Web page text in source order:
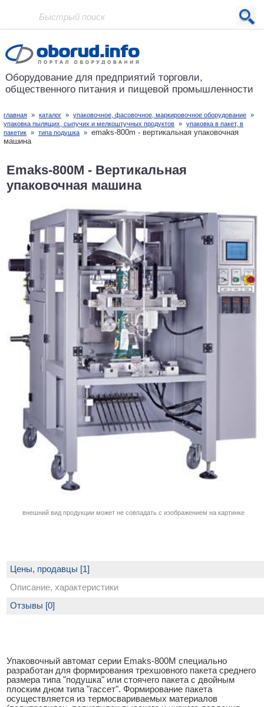
Проект основан в 2001 году
Оборудование для предприятий торговли,
общественного питания и пищевой промышленности
главная » каталог » упаковочное, фасовочное, маркировочное оборудование »
упаковка пылящих, сыпучих и мелкоштучных продуктов » упаковка в пакет, в
пакетик » типа подушка » emaks-800m - вертикальная упаковочная
машина
Emaks-800M - Вертикальная
упаковочная машина
внешний вид продукции может не совпадать с изображением на картинке
Цены, продавцы [1]
Описание, характеристики
Упаковочный автомат серии Emaks-800M специально
разработан для формирования трехшовного пакета среднего
размера типа "подушка" или стоячего пакета с двойным
плоским дном типа "гассет". Формирование пакета
осуществляется из термосвариваемых материалов
Отзывы [0]